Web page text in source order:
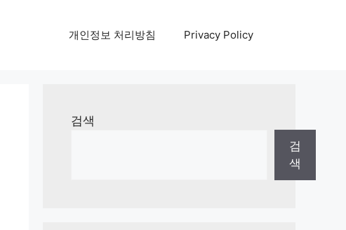
개인정보 처리방침 Privacy Policy
검색
검
색